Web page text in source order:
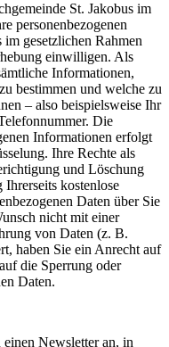
St. Jakobus im
personenbezogenen
gesetzlichen Rahmen
einwilligen. Als
Informationen,
bestimmen und welche zu
– also beispielsweise Ihr
Die
Informationen erfolgt
Ihre Rechte als
und Löschung
kostenlose
Daten über Sie
nicht mit einer
von Daten (z. B.
haben Sie ein Anrecht auf
die Sperrung oder
Daten.
Newsletter an, in